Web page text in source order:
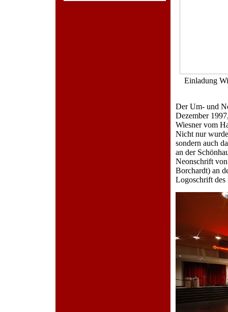
Einladung
Der Um- und
Dezember
Wiesner vom
Nicht nur
sondern auch
an der
Neonschrift
Borchardt) an
Logoschrift des